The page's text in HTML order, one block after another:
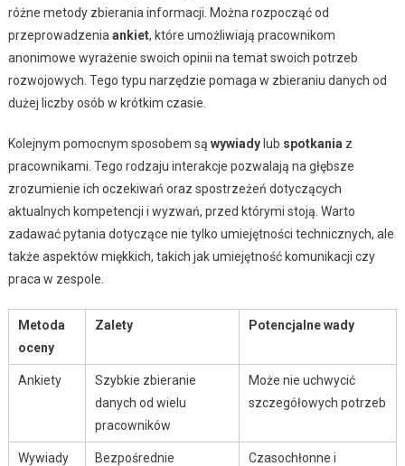
różne metody zbierania informacji. Można rozpocząć od
przeprowadzenia ankiet, które umożliwiają pracownikom
anonimowe wyrażenie swoich opinii na temat swoich potrzeb
rozwojowych. Tego typu narzędzie pomaga w zbieraniu danych od
dużej liczby osób w krótkim czasie.
Kolejnym pomocnym sposobem są wywiadylub spotkania z
pracownikami. Tego rodzaju interakcje pozwalają na głębsze
zrozumienie ich oczekiwań oraz spostrzeżeń dotyczących
aktualnych kompetencji i wyzwań, przed którymi stoją. Warto
zadawać pytania dotyczące nie tylko umiejętności technicznych, ale
także aspektów miękkich, takich jak umiejętność komunikacji czy
praca w zespole.
Metoda
oceny
Zalety Potencjalne wady
Ankiety
Szybkie zbieranie
danych od wielu
pracowników
Może nie uchwycić
szczegółowych potrzeb
Wywiady
Bezpośrednie
Czasochłonne i